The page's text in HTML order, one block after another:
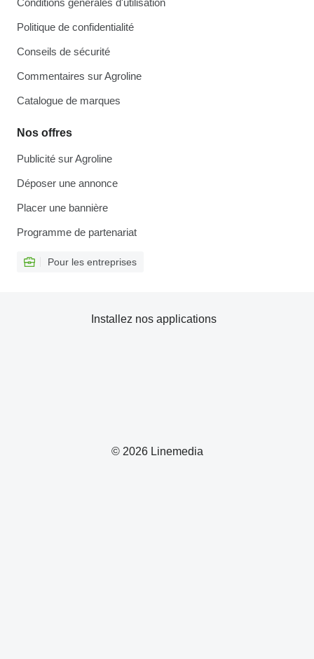
Conditions générales d'utilisation
Politique de confidentialité
Conseils de sécurité
Commentaires sur Agroline
Catalogue de marques
Nos offres
Publicité sur Agroline
Déposer une annonce
Placer une bannière
Programme de partenariat
Pour les entreprises
© 2026 Linemedia
Installez nos applications